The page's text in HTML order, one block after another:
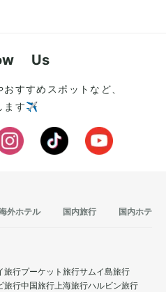
Us
すすめスポットなど、
ます✈️
外ホテル 国内旅行 国内ホテル
旅行プーケット旅行サムイ島旅行
旅行中国旅行上海旅行ハルビン旅行